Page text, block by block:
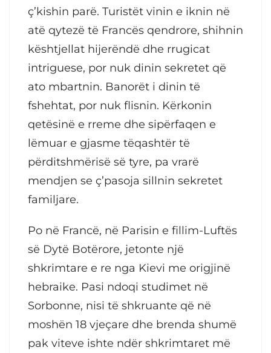
ç’kishin parë. Turistët vinin e iknin në
atë qytezë të Francës qendrore, shihnin
kështjellat hijerëndë dhe rrugicat
intriguese, por nuk dinin sekretet që
ato mbartnin. Banorët i dinin të
fshehtat, por nuk flisnin. Kërkonin
qetësinë e rreme dhe sipërfaqen e
lëmuar e gjasme tëqashtër të
përditshmërisë së tyre, pa vrarë
mendjen se ç’pasoja sillnin sekretet
familjare.
Po në Francë, në Parisin e fillim-Luftës
së Dytë Botërore, jetonte një
shkrimtare e re nga Kievi me origjinë
hebraike. Pasi ndoqi studimet në
Sorbonne, nisi të shkruante që në
moshën 18 vjeçare dhe brenda shumë
pak viteve ishte ndër shkrimtaret më